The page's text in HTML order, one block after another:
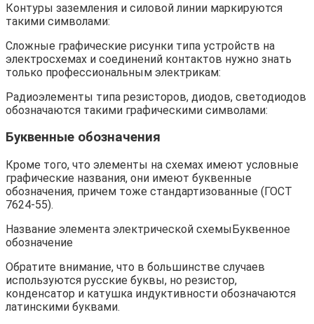
Контуры заземления и силовой линии маркируются
такими символами:
Сложные графические рисунки типа устройств на
электросхемах и соединений контактов нужно знать
только профессиональным электрикам:
Радиоэлементы типа резисторов, диодов, светодиодов
обозначаются такими графическими символами:
Буквенные обозначения
Кроме того, что элементы на схемах имеют условные
графические названия, они имеют буквенные
обозначения, причем тоже стандартизованные (ГОСТ
7624-55).
Название элемента электрической схемыБуквенное
обозначение
Обратите внимание, что в большинстве случаев
используются русские буквы, но резистор,
конденсатор и катушка индуктивности обозначаются
латинскими буквами.